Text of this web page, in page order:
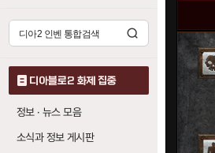
디아블로2 화제 집중
정보 · 뉴스 모음
소식과 정보 게시판